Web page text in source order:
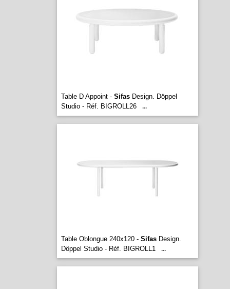
Table D Appoint - SifasDesign. Döppel
Studio - Réf. BIGROLL26
...
Table Oblongue 240x120 - SifasDesign.
Döppel Studio - Réf. BIGROLL1
...